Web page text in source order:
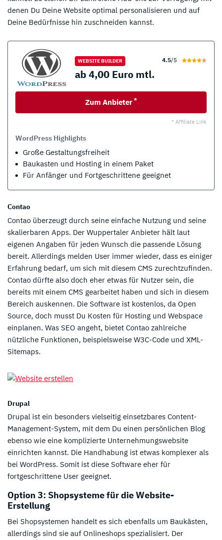
denen Du Deine Website optimal personalisieren und auf
Deine Bedürfnisse hin zuschneiden kannst.
WEBSITE BUILDER 4.5/5
ab 4,00 Euro mtl.
Zum Anbieter *
* Affiliate Link
WordPress Highlights
Große Gestaltungsfreiheit
Baukasten und Hosting in einem Paket
Für Anfänger und Fortgeschrittene geeignet
Contao
Contao überzeugt durch seine einfache Nutzung und seine
skalierbaren Apps. Der Wuppertaler Anbieter hält laut
eigenen Angaben für jeden Wunsch die passende Lösung
bereit. Allerdings melden User immer wieder, dass es einiger
Erfahrung bedarf, um sich mit diesem CMS zurechtzufinden.
Contao dürfte also doch eher etwas für Nutzer sein, die
bereits mit einem CMS gearbeitet haben und sich in diesem
Bereich auskennen. Die Software ist kostenlos, da Open
Source, doch musst Du Kosten für Hosting und Webspace
einplanen. Was SEO angeht, bietet Contao zahlreiche
nützliche Funktionen, beispielsweise W3C-Code und XML-
Sitemaps.
Drupal
Drupal ist ein besonders vielseitig einsetzbares Content-
Management-System, mit dem Du einen persönlichen Blog
ebenso wie eine komplizierte Unternehmungswebsite
einrichten kannst. Die Handhabung ist etwas komplexer als
bei WordPress. Somit ist diese Software eher für
fortgeschrittene User geeignet.
Option 3: Shopsysteme für die Website-
Erstellung
Bei Shopsystemen handelt es sich ebenfalls um Baukästen,
allerdings sind sie auf Onlineshops spezialisiert. Der